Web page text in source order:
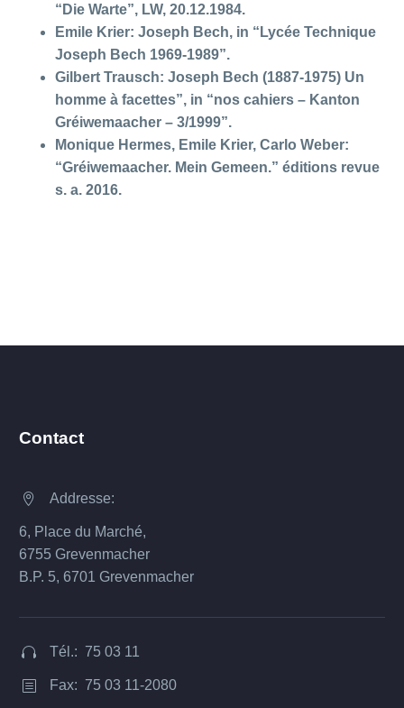
“Die Warte”, LW, 20.12.1984.
Emile Krier: Joseph Bech, in “Lycée Technique
Joseph Bech 1969-1989”.
Gilbert Trausch: Joseph Bech (1887-1975) Un
homme à facettes”, in “nos cahiers – Kanton
Gréiwemaacher – 3/1999”.
Monique Hermes, Emile Krier, Carlo Weber:
“Gréiwemaacher. Mein Gemeen.” éditions revue
s. a. 2016.
Contact

 Addresse:
6, Place du Marché,
6755 Grevenmacher
B.P. 5, 6701 Grevenmacher

 Tél.: 75 03 11
b
b Fax: 75 03 11-2080